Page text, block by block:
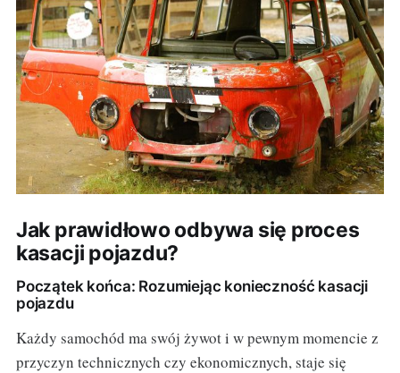
Jak prawidłowo odbywa się proces
kasacji pojazdu?
Początek końca: Rozumiejąc konieczność kasacji
pojazdu
Każdy samochód ma swój żywot i w pewnym momencie z
przyczyn technicznych czy ekonomicznych, staje się